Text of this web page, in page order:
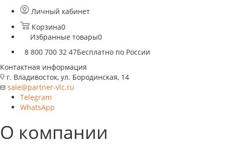
Личный кабинет
Корзина0
Избранные товары0
8 800 700 32 47Бесплатно по России
Контактная информация
г. Владивосток, ул. Бородинская, 14
sale@partner-vlc.ru
Telegram
WhatsApp
О компании